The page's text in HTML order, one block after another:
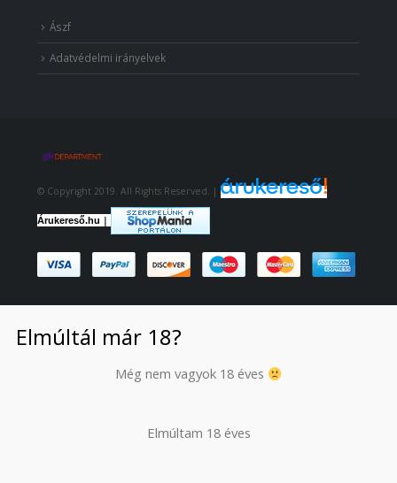
Ászf
Adatvédelmi irányelvek
© Copyright 2019. All Rights Reserved. |
Árukereső.hu |
Elmúltál már 18?
Még nem vagyok 18 éves
Elmúltam 18 éves